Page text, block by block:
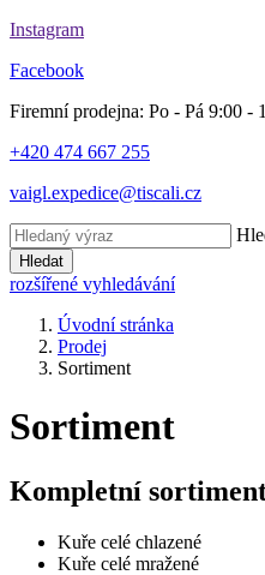
Instagram
Facebook
Firemní prodejna: Po - Pá 9:00 -
+420 474 667 255
vaigl.expedice@tiscali.cz
Hledat
rozšířené vyhledávání
Úvodní stránka
Prodej
Sortiment
Sortiment
Kompletní
Kuře celé chlazené
Kuře celé mražené